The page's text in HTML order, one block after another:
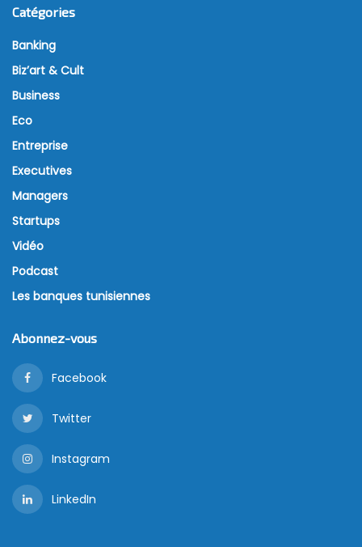
Catégories
Banking
Biz’art & Cult
Business
Eco
Entreprise
Executives
Managers
Startups
Vidéo
Podcast
Les banques tunisiennes
Abonnez-vous
Facebook
Twitter
Instagram
LinkedIn